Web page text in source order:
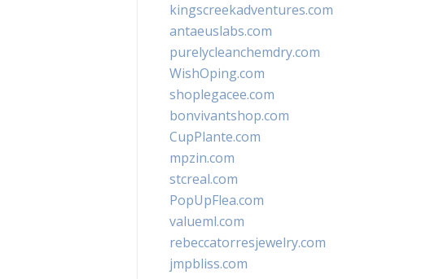
kingscreekadventures.com
antaeuslabs.com
purelycleanchemdry.com
WishOping.com
shoplegacee.com
bonvivantshop.com
CupPlante.com
mpzin.com
stcreal.com
PopUpFlea.com
valueml.com
rebeccatorresjewelry.com
jmpbliss.com